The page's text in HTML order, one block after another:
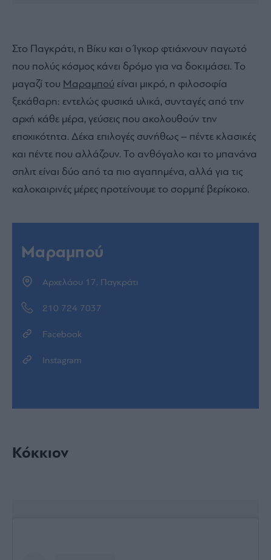
Στο Παγκράτι, η Βίκυ και ο Ίγκορ φτιάχνουν παγωτό
που πολύς κόσμος κάνει δρόμο για να δοκιμάσει. Το
μαγαζί του Μαραμπού είναι μικρό, η φιλοσοφία
ξεκάθαρη: εντελώς φυσικά υλικά, συνταγές από την
αρχή κάθε μέρα, γεύσεις που ακολουθούν την
εποχικότητα. Δέκα επιλογές συνήθως – πέντε κλασικές
και πέντε που αλλάζουν. Το ανθόγαλο και το μπανάνα
σπλιτ είναι δύο από τα πιο αγαπημένα, αλλά για τις
καλοκαιρινές μέρες προτείνουμε το σορμπέ βερίκοκο.
Μαραμπού
Αρχελάου 17, Παγκράτι
210 724 7037
Facebook
Instagram
Κόκκιον